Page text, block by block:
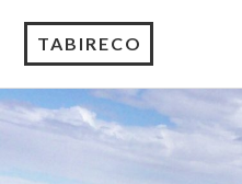
TABIRECO